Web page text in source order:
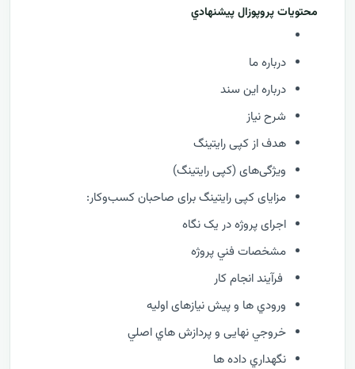
محتويات پروپوزال پيشنهادي
درباره ما
درباره این سند
شرح نیاز
هدف از کپی رایتینگ
ویژگی‌های (کپی رایتینگ)
مزایای کپی رایتینگ برای صاحبان کسب‌وکار:
اجرای پروژه در یک نگاه
مشخصات فني پروژه
فرآيند انجام کار
ورودي ها و پیش نیازهای اولیه
خروجي نهایی و پردازش هاي اصلي
نگهداري داده ها